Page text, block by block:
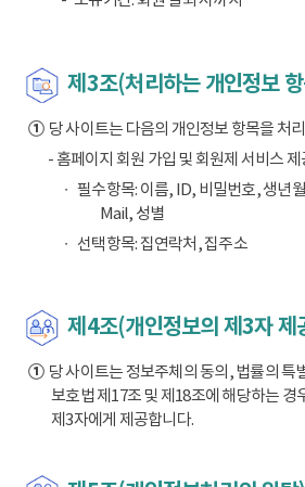
제3조(처리하는 개인정보
①당 사이트는 다음의 개인정보 항목을 처
- 홈페이지 회원 가입 및 회원제 서비스 제
필수항목: 이름, ID, 비밀번호, 생년
Mail, 성별
선택항목: 집연락처, 집주소
제4조(개인정보의 제3자 제
①당 사이트는 정보주체의 동의, 법률의 특
보호법 제17조 및 제18조에 해당하는 경
제3자에게 제공합니다.